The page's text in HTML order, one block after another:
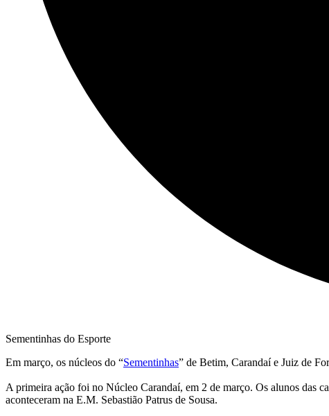
Sementinhas do Esporte
Em março, os núcleos do “Sementinhas” de Betim, Carandaí e Juiz de
A primeira ação foi no Núcleo Carandaí, em 2 de março. Os alunos das
aconteceram na E.M. Sebastião Patrus de Sousa.